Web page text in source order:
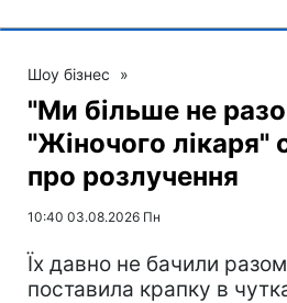
Шоу бізнес »
"Ми більше не
"Жіночого лікаря"
про розлучення
10:40 03.08.2026 Пн
Їх давно не бачили
поставила крапку в